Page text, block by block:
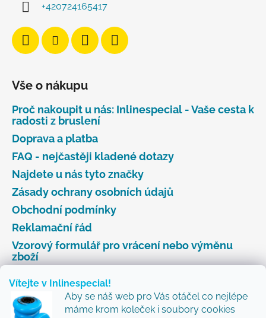
Vítejte v Inlinespecial!
Aby se náš web pro Vás otáčel co nejlépe
máme krom koleček i soubory cookies
+420724165417
Vše o nákupu
Proč nakoupit u nás: Inlinespecial - Vaše cesta k
radosti z bruslení
Doprava a platba
FAQ - nejčastěji kladené dotazy
Najdete u nás tyto značky
Zásady ochrany osobních údajů
Obchodní podmínky
Reklamační řád
Vzorový formulář pro vrácení nebo výměnu
zboží
Odebírat newsletter